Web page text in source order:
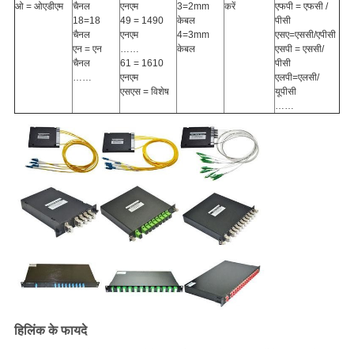
ओ = ओएडीएम
चैनल
18=18
चैनल
एन = एन
चैनल
……
एनएम
49 = 1490
एनएम
……
61 = 1610
एनएम
एसएस = विशेष
3=2mm
केबल
4=3mm
केबल
करें
एफपी = एफसी /
पीसी
एसए=एससी/एपीसी
एसपी = एससी/
पीसी
एलपी=एलसी/
यूपीसी
……
हिलिंक के फायदे